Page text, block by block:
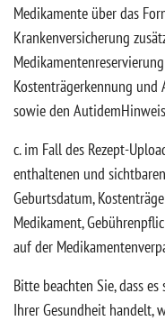
Medikamente über das
Krankenversicherung
Kostenträgerkennung
sowie den
c. im Fall des Rezept-
enthaltenen und
Geburtsdatum,
Medikament,
auf der
Bitte beachten Sie, dass
Ihrer Gesundheit handelt,